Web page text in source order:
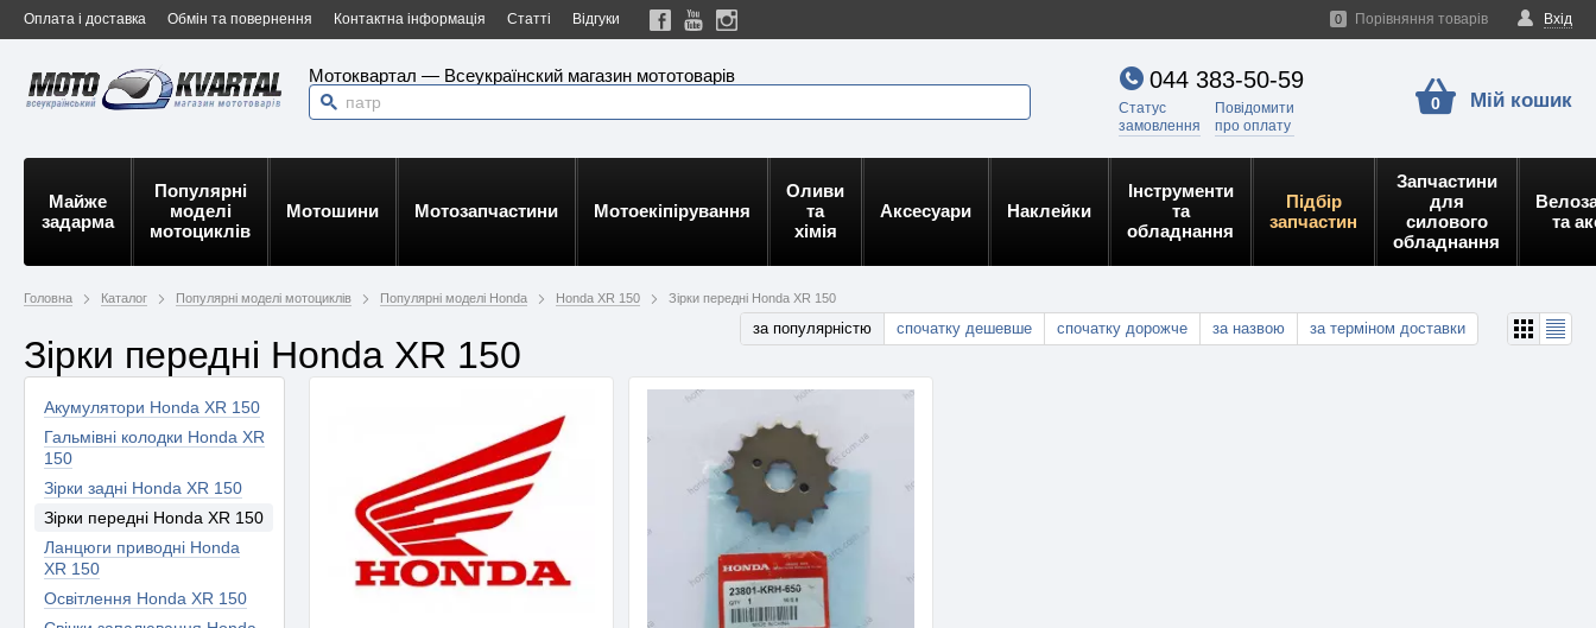
Оплата і доставка Обмін та повернення Контактна інформація Статті Відгуки Вхід
0 Порівняння товарів
Мотоквартал — Всеукраїнский магазин мототоварів 044 383-50-59
Статус
замовлення
Повідомити
про оплату
0 Мій кошик
Майже
задарма
Популярні
моделі
мотоциклів
Мотошини Мотозапчастини Мотоекіпірування
Оливи
та
хімія
Аксесуари Наклейки
Інструменти
та
обладнання
Підбір
запчастин
Запчастини
для
силового
обладнання
та
Головна Каталог Популярні моделі мотоциклів Популярні моделі Honda Honda XR 150 Зірки передні Honda XR 150
Зірки передні Honda XR 150
за популярністю спочатку дешевше спочатку дорожче за назвою за терміном доставки
Акумулятори Honda XR 150
Гальмівні колодки Honda XR
150
Зірки задні Honda XR 150
Зірки передні Honda XR 150
Ланцюги приводні Honda
XR 150
Освітлення Honda XR 150